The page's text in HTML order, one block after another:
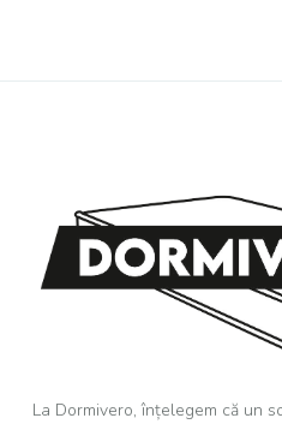
La Dormivero, înțelegem că un